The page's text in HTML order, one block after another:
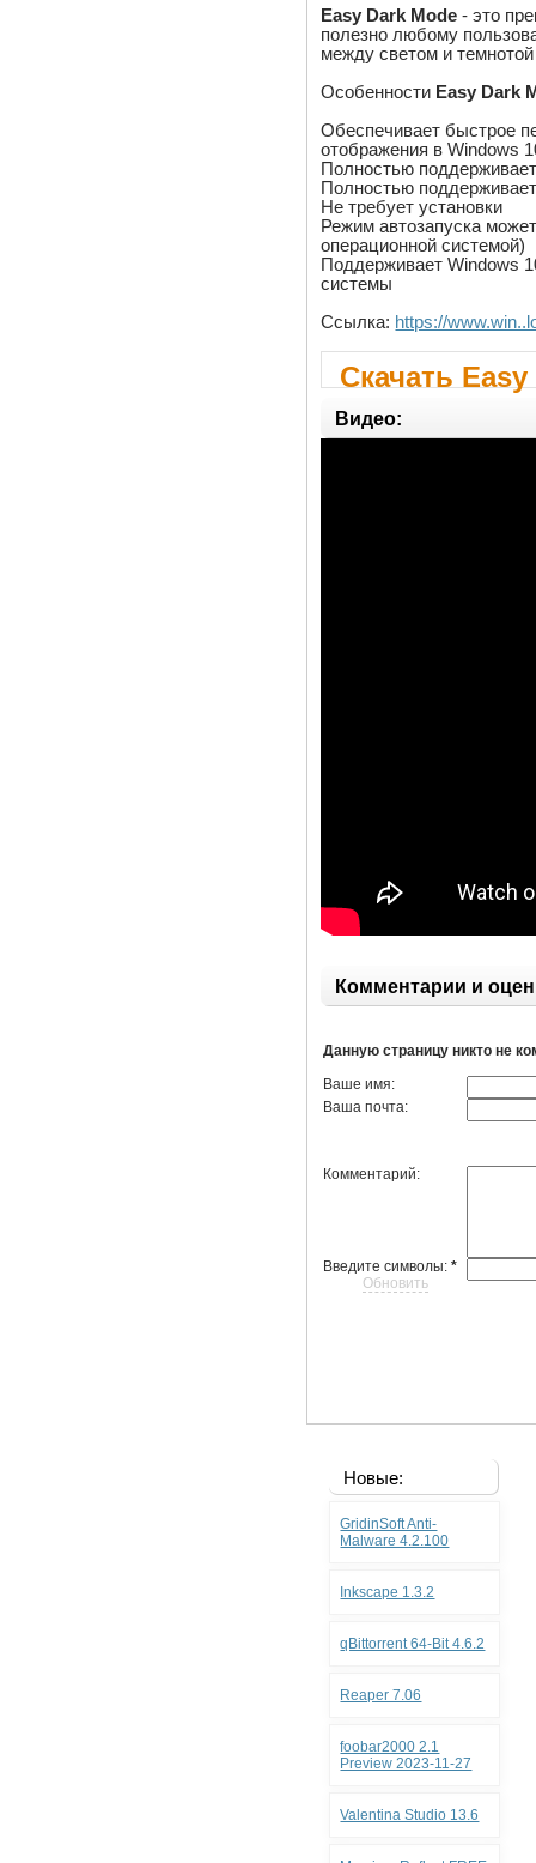
Easy Dark Mode - это
полезно любому
между светом и
Особенности Easy Dark
Обеспечивает быстрое
отображения в Windows
Полностью
Полностью
Не требует установки
Режим автозапуска
операционной системой)
Поддерживает Windows
системы
Ссылка: https://
Скачать
Видео:
Комментарии и
Данную страницу никто не
Ваше имя:
Ваша почта:
Комментарий:
Введите символы:*
Обновить
Новые:
GridinSoft Anti-
Malware 4.2.100
Inkscape 1.3.2
qBittorrent 64-Bit 4.6.2
Reaper 7.06
foobar2000 2.1
Preview 2023-11-27
Valentina Studio 13.6